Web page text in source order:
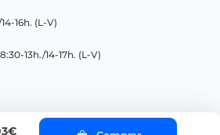
16h. (L-V)
13h./14-17h. (L-V)
| Política de cookies |
Aviso legal y